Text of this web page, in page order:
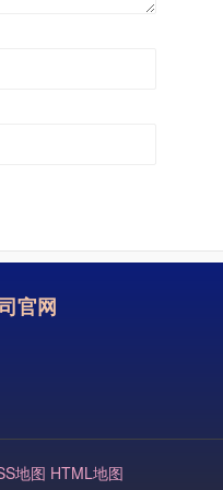
官网
地图 HTML地图